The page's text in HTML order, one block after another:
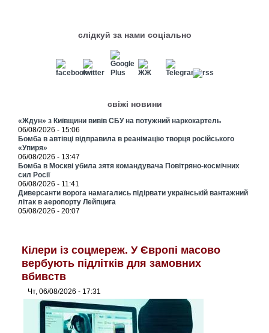
слідкуй за нами соціально
свіжі новини
«Ждун» з Київщини вивів СБУ на потужний наркокартель
06/08/2026 - 15:06
Бомба в автівці відправила в реанімацію творця російського
«Упиря»
06/08/2026 - 13:47
Бомба в Москві убила зятя командувача Повітряно-космічних
сил Росії
06/08/2026 - 11:41
Диверсанти ворога намагались підірвати українській вантажний
літак в аеропорту Лейпцига
05/08/2026 - 20:07
Кілери із соцмереж. У Європі масово
вербують підлітків для замовних
вбивств
Чт, 06/08/2026 - 17:31